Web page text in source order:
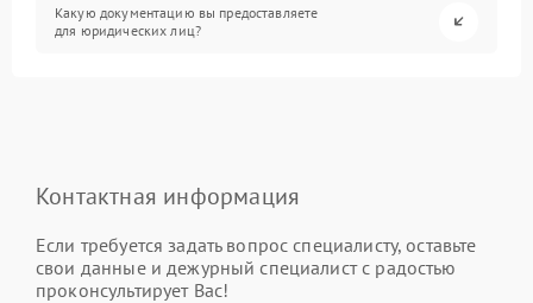
Какую документацию вы предоставляете
для юридических лиц?
Контактная информация
Если требуется задать вопрос специалисту, оставьте
свои данные и дежурный специалист с радостью
проконсультирует Вас!